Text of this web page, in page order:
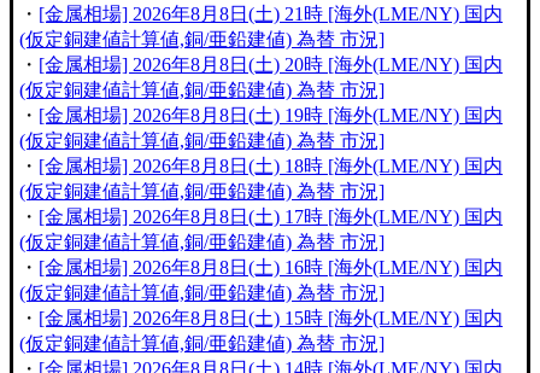
・ [金属相場] 2026年8月8日(土) 21時 [海外(LME/NY) 国内
(仮定銅建値計算値,銅/亜鉛建値) 為替 市況]
・ [金属相場] 2026年8月8日(土) 20時 [海外(LME/NY) 国内
(仮定銅建値計算値,銅/亜鉛建値) 為替 市況]
・ [金属相場] 2026年8月8日(土) 19時 [海外(LME/NY) 国内
(仮定銅建値計算値,銅/亜鉛建値) 為替 市況]
・ [金属相場] 2026年8月8日(土) 18時 [海外(LME/NY) 国内
(仮定銅建値計算値,銅/亜鉛建値) 為替 市況]
・ [金属相場] 2026年8月8日(土) 17時 [海外(LME/NY) 国内
(仮定銅建値計算値,銅/亜鉛建値) 為替 市況]
・ [金属相場] 2026年8月8日(土) 16時 [海外(LME/NY) 国内
(仮定銅建値計算値,銅/亜鉛建値) 為替 市況]
・ [金属相場] 2026年8月8日(土) 15時 [海外(LME/NY) 国内
(仮定銅建値計算値,銅/亜鉛建値) 為替 市況]
・ [金属相場] 2026年8月8日(土) 14時 [海外(LME/NY) 国内